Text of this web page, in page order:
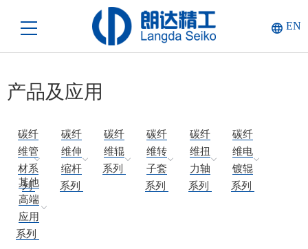
EN
产品及应用
碳纤
维管
材系
列
碳纤
维伸
缩杆
系列
碳纤
维辊
系列
碳纤
维转
子套
系列
碳纤
维扭
力轴
系列
碳纤
维电
镀辊
系列
其他
高端
应用
系列